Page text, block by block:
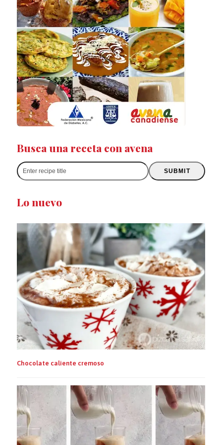
Busca una receta con avena
Enter
recipe
SUBMIT
Lo nuevo
Chocolate caliente cremoso